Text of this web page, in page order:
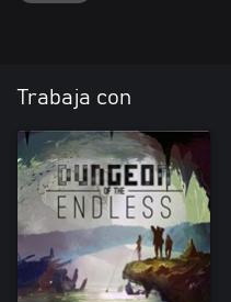
Trabaja con